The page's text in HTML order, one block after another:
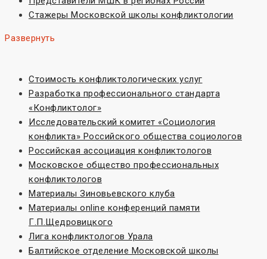
Стажеры Московской школы конфликтологии
Развернуть
Стоимость конфликтологических услуг
Разработка профессионального стандарта
«Конфликтолог»
Исследовательский комитет «Социoлогия
конфликта» Российского общества социологов
Российская ассоциация конфликтологов
Московское общество профессиональных
конфликтологов
Материалы Зиновьевского клуба
Материалы online конференций памяти
Г.П.Щедровицкого
Лига конфликтологов Урала
Балтийское отделение Московской школы